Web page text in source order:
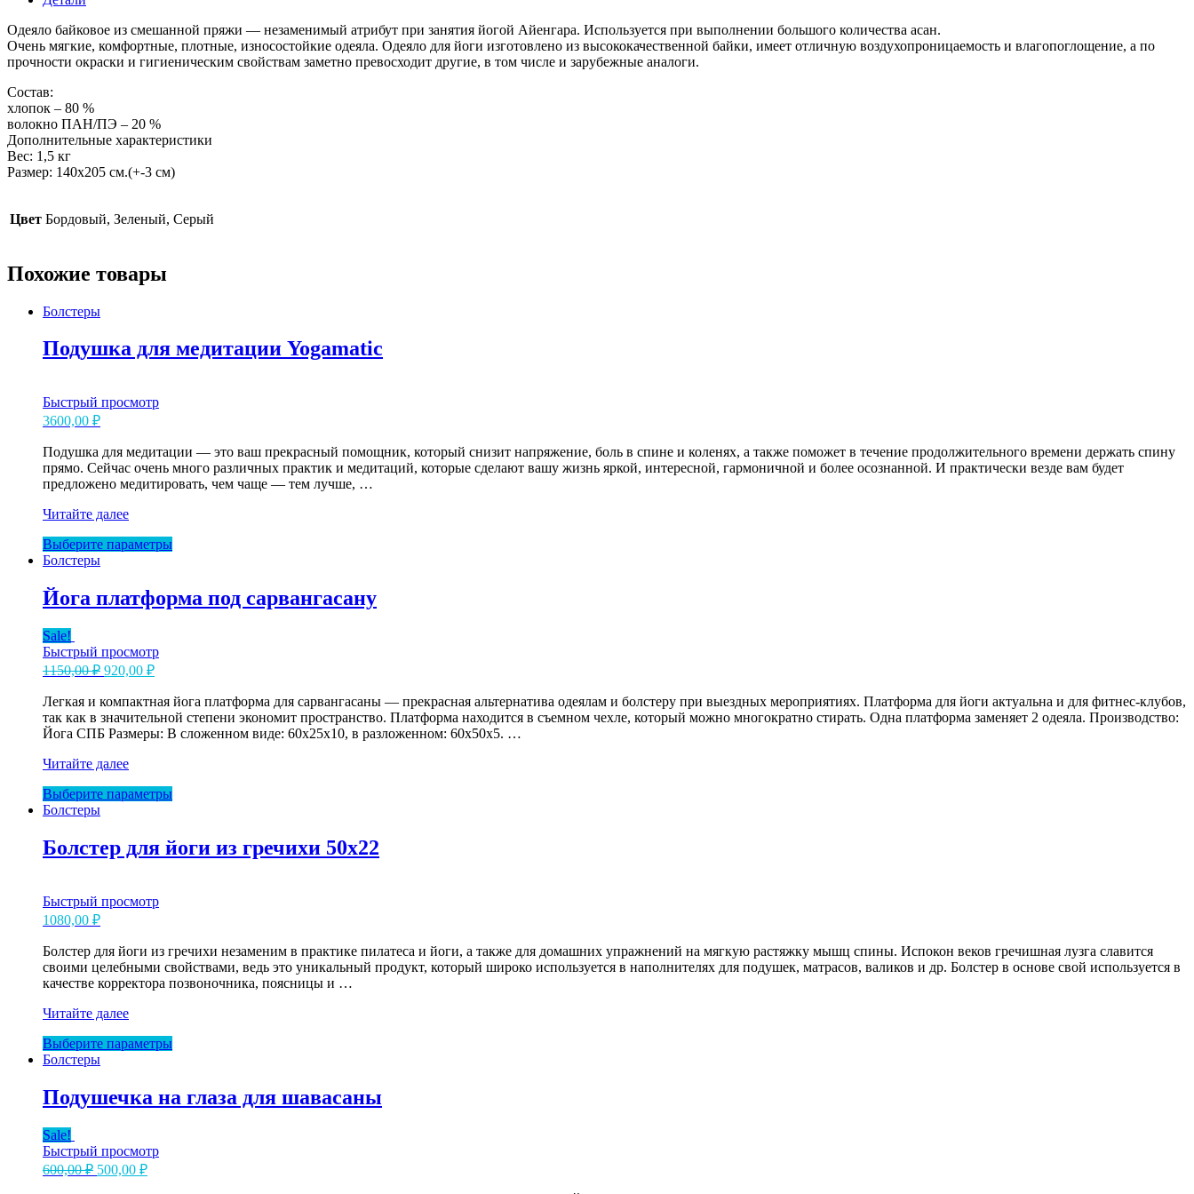
Одеяло байковое из смешанной пряжи — незаменимый атрибут при занятия йогой Айенгара. Используется при выполнении большого количества асан.
Очень мягкие, комфортные, плотные, износостойкие одеяла. Одеяло для йоги изготовлено из высококачественной байки, имеет отличную воздухопроницаемость и влагопоглощение, а по
прочности окраски и гигиеническим свойствам заметно превосходит другие, в том числе и зарубежные аналоги.
Состав:
хлопок – 80 %
волокно ПАН/ПЭ – 20 %
Дополнительные характеристики
Вес: 1,5 кг
Размер: 140х205 см.(+-3 см)
Цвет Бордовый, Зеленый, Серый
Похожие товары
Болстеры
Подушка для медитации Yogamatic
Быстрый просмотр
3600,00 ₽
Подушка для медитации — это ваш прекрасный помощник, который снизит напряжение, боль в спине и коленях, а также поможет в течение продолжительного времени держать спину
прямо. Сейчас очень много различных практик и медитаций, которые сделают вашу жизнь яркой, интересной, гармоничной и более осознанной. И практически везде вам будет
предложено медитировать, чем чаще — тем лучше, …
Подушка
медитации
Yogamatic
Читайте далее
Выберите параметрыЭтот
вариаций.
товара.
Болстеры
Йога платформа под сарвангасану
Sale!
Быстрый просмотр
1150,00₽ Первоначальная
составляла
1150,00 ₽.
920,00 ₽Текущая
920,00 ₽.
Легкая и компактная йога платформа для сарвангасаны — прекрасная альтернатива одеялам и болстеру при выездных мероприятиях. Платформа для йоги актуальна и для фитнес-клубов,
так как в значительной степени экономит пространство. Платформа находится в съемном чехле, который можно многократно стирать. Одна платформа заменяет 2 одеяла. Производство:
Йога СПБ Размеры: В сложенном виде: 60х25х10, в разложенном: 60х50х5. …
Йога
под
сарвангасану
Читайте далее
Выберите параметрыЭтот
несколько
вариаций.
товара.
Болстеры
Болстер для йоги из гречихи 50х22
Быстрый просмотр
1080,00 ₽
Болстер для йоги из гречихи незаменим в практике пилатеса и йоги, а также для домашних упражнений на мягкую растяжку мышц спины. Испокон веков гречишная лузга славится
своими целебными свойствами, ведь это уникальный продукт, который широко используется в наполнителях для подушек, матрасов, валиков и др. Болстер в основе свой используется в
качестве корректора позвоночника, поясницы и …
Болстер
йоги
из
50х22
Читайте далее
Выберите параметрыЭтот
вариаций.
Болстеры
Подушечка на глаза для шавасаны
Sale!
Быстрый просмотр
600,00₽ Первоначальная
500,00 ₽Текущая